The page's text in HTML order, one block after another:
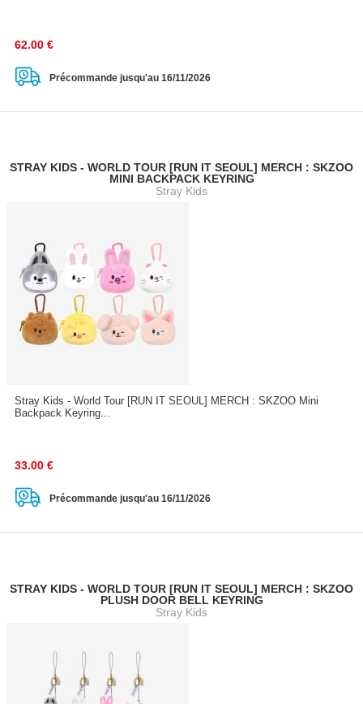
62.00 €
Précommande jusqu'au 16/11/2026
STRAY KIDS - WORLD TOUR [RUN IT SEOUL] MERCH : SKZOO
MINI BACKPACK KEYRING
Stray Kids
Stray Kids - World Tour [RUN IT SEOUL] MERCH : SKZOO Mini
Backpack Keyring...
33.00 €
Précommande jusqu'au 16/11/2026
STRAY KIDS - WORLD TOUR [RUN IT SEOUL] MERCH : SKZOO
PLUSH DOOR BELL KEYRING
Stray Kids